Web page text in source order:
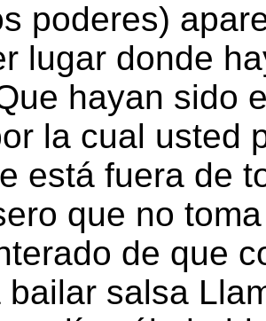
poderes)
lugar donde
hayan sido
la cual usted
está fuera de
que no
de que
bailar salsa